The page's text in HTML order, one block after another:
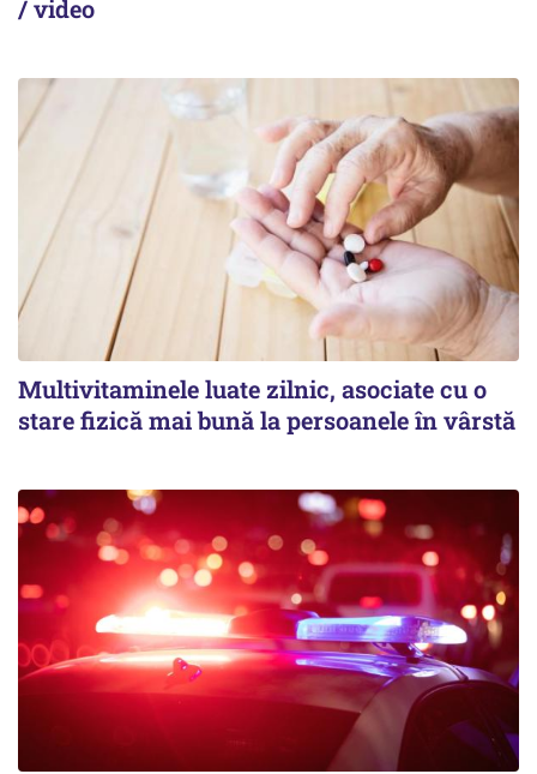
/ video
Multivitaminele luate zilnic, asociate cu o
stare fizică mai bună la persoanele în vârstă